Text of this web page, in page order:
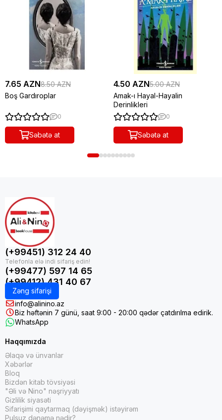
7.65 AZN8.50 AZN
Boş Gardıroplar
0
Səbətə at
4.50 AZN5.00 AZN
Amak-ı Hayal-Hayalin
Derinlikleri
0
Səbətə at
(+99451) 312 24 40
(+99477) 597 14 65
(+99412) 431 40 67
Zəng sifarişi
info@alinino.az
Biz həftənin 7 günü, saat 9:00 - 20:00 qədər çatdırılma edirik.
WhatsApp
Haqqımızda
Əlaqə və ünvanlar
Xəbərlər
Bloq
Bizdən kitab tövsiyəsi
"Əli və Nino" nəşriyyatı
Gizlilik siyasəti
Sifarişimi qaytarmaq (dəyişmək) istəyirəm
Pulsuz dənəmə nədir?